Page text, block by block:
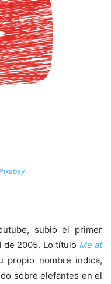
subió el primer
de 2005. Lo título Me at
propio nombre indica,
sobre elefantes en el